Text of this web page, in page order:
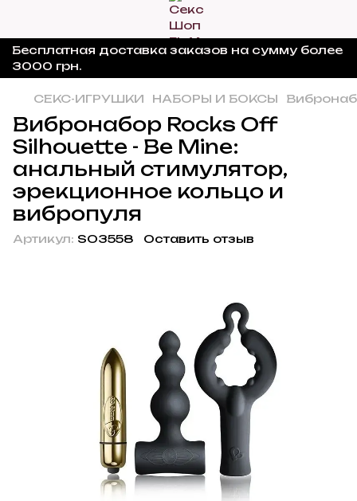
Бесплатная доставка заказов на сумму более
3000 грн.
СЕКС-ИГРУШКИ НАБОРЫ И БОКСЫ
Вибронабор Rocks Off
Silhouette - Be Mine:
анальный стимулятор,
эрекционное кольцо и
вибропуля
Артикул: SO3558 Оставить отзыв